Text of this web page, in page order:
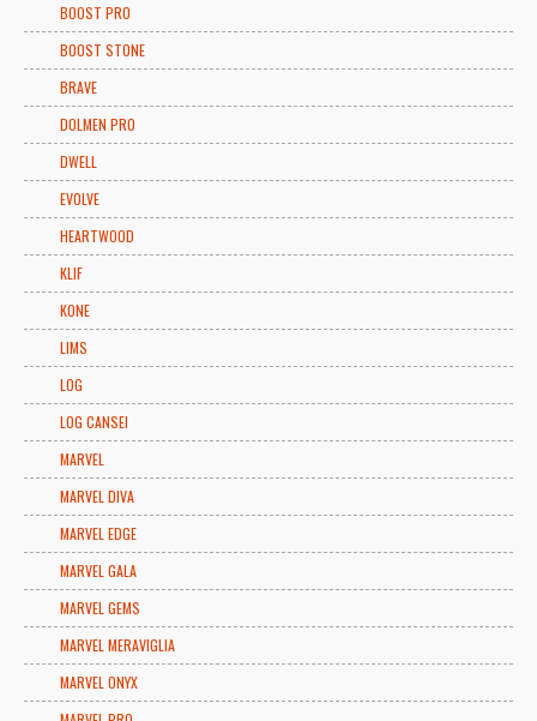
BOOST PRO
BOOST STONE
BRAVE
DOLMEN PRO
DWELL
EVOLVE
HEARTWOOD
KLIF
KONE
LIMS
LOG
LOG CANSEI
MARVEL
MARVEL DIVA
MARVEL EDGE
MARVEL GALA
MARVEL GEMS
MARVEL MERAVIGLIA
MARVEL ONYX